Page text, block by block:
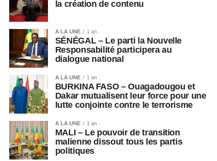
De leur côté, les autorités assurent que les institutions
continueront de fonctionner normalement durant
l’absence du président et que les affaires de l’État se
poursuivront sans interruption.
Cet épisode illustre néanmoins les fortes tensions
politiques persistantes en Guinée, où les appels à un
retour à un ordre constitutionnel pleinement démocratique
continuent d’alimenter le débat public.
la création de contenu
A LA UNE 1 an .
SÉNÉGAL – Le parti la Nouvelle
Responsabilité participera au
dialogue national
A LA UNE 1 an .
BURKINA FASO – Ouagadougou et
Dakar mutualisent leur force pour une
lutte conjointe contre le terrorisme
A LA UNE 1 an .
MALI – Le pouvoir de transition
malienne dissout tous les partis
politiques